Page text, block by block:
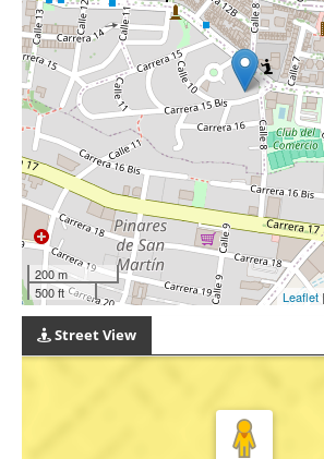
200 m
500 ft
Leaflet
Street View